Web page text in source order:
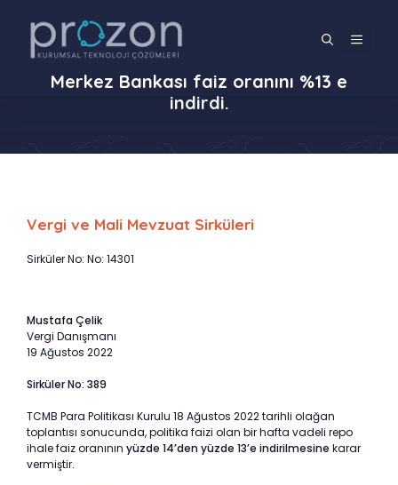
MENÜ
Merkez Bankası faiz oranını %13 e
indirdi.
Vergi ve Mali Mevzuat Sirküleri
Sirküler No: No: 14301
Mustafa Çelik
Vergi Danışmanı
19 Ağustos 2022
Sirküler No: 389
TCMB Para Politikası Kurulu 18 Ağustos 2022 tarihli olağan
toplantısı sonucunda, politika faizi olan bir hafta vadeli repo
ihale faiz oranının yüzde 14’den yüzde 13’e indirilmesine karar
vermiştir.